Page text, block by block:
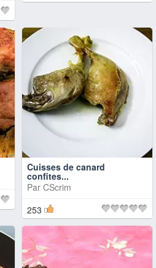
Cuisses de canard
confites...
Par CScrim
253